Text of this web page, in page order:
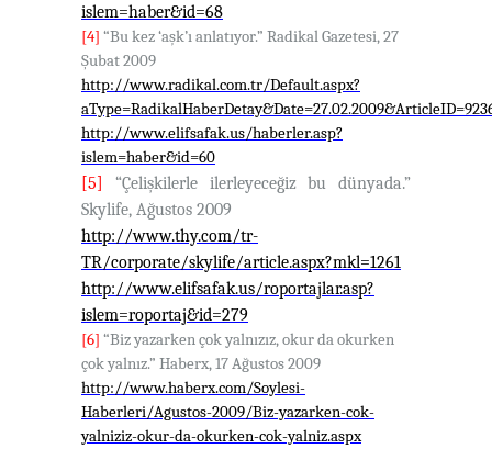
islem=haber&id=68
[4] “Bu kez ‘aşk’ı anlatıyor.” Radikal Gazetesi, 27
Şubat 2009
http://www.radikal.com.tr/Default.aspx?
http://www.elifsafak.us/haberler.asp?
islem=haber&id=60
[5]
“Çelişkilerle ilerleyeceğiz bu dünyada.”
Skylife, Ağustos 2009
http://www.thy.com/tr-
TR/corporate/skylife/article.aspx?mkl=1261
http://www.elifsafak.us/roportajlar.asp?
islem=roportaj&id=279
[6] “Biz yazarken çok yalnızız, okur da okurken
çok yalnız.” Haberx, 17 Ağustos 2009
http://www.haberx.com/Soylesi-
Haberleri/Agustos-2009/Biz-yazarken-cok-
yalniziz-okur-da-okurken-cok-yalniz.aspx